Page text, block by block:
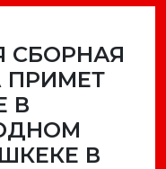
СБОРНАЯ
ПРИМЕТ
В
В